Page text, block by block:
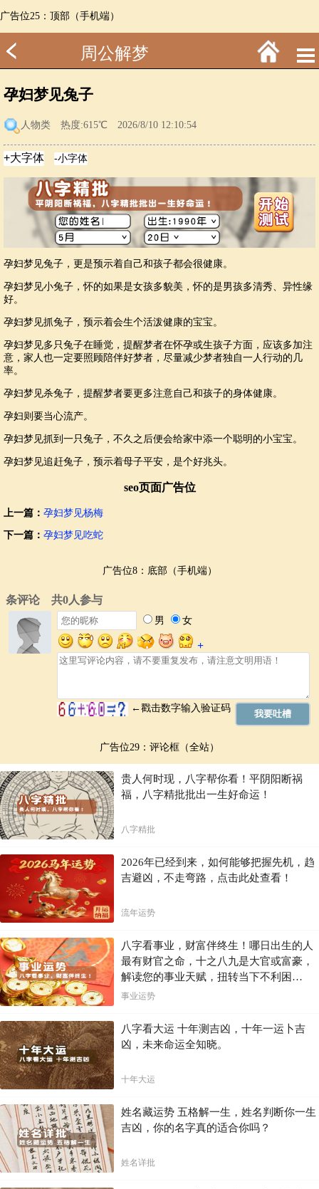
广告位25：顶部（手机端）
周公解梦
孕妇梦见兔子
人物类 热度:615℃ 2026/8/10 12:10:54
孕妇梦见兔子，更是预示着自己和孩子都会很健康。
孕妇梦见小兔子，怀的如果是女孩多貌美，怀的是男孩多清秀、异性缘
好。
孕妇梦见抓兔子，预示着会生个活泼健康的宝宝。
孕妇梦见多只兔子在睡觉，提醒梦者在怀孕或生孩子方面，应该多加注
意，家人也一定要照顾陪伴好梦者，尽量减少梦者独自一人行动的几
率。
孕妇梦见杀兔子，提醒梦者要更多注意自己和孩子的身体健康。
孕妇则要当心流产。
孕妇梦见抓到一只兔子，不久之后便会给家中添一个聪明的小宝宝。
孕妇梦见追赶兔子，预示着母子平安，是个好兆头。
seo页面广告位
上一篇： 孕妇梦见杨梅
下一篇： 孕妇梦见吃蛇
广告位8：底部（手机端）
广告位29：评论框（全站）
贵人何时现，八字帮你看！平阴阳断祸
福，八字精批批出一生好命运！
八字精批
2026年已经到来，如何能够把握先机，趋
吉避凶，不走弯路，点击此处查看！
流年运势
八字看事业，财富伴终生！哪日出生的人
最有财官之命，十之八九是大官或富豪，
解读您的事业天赋，扭转当下不利困
局！！
事业运势
八字看大运 十年测吉凶，十年一运卜吉
凶，未来命运全知晓。
十年大运
姓名藏运势 五格解一生，姓名判断你一生
吉凶，你的名字真的适合你吗？
姓名详批